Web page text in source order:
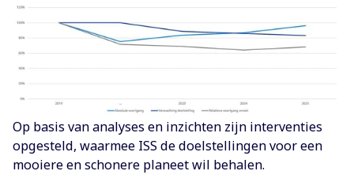
Op basis van analyses en inzichten zijn interventies
opgesteld, waarmee ISS de doelstellingen voor een
mooiere en schonere planeet wil behalen.